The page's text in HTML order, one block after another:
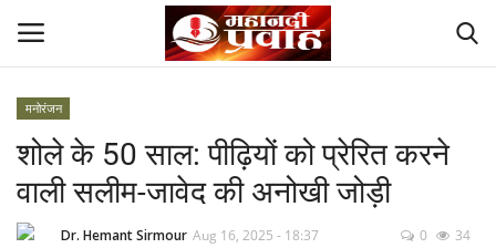
Home
मनोरंजन
शोले के 50 साल: पीढ़ियों को प्रेरित करने
वाली सलीम-जावेद की अनोखी जोड़ी
Dr. Hemant Sirmour Aug 16, 2025 - 18:37 0 34